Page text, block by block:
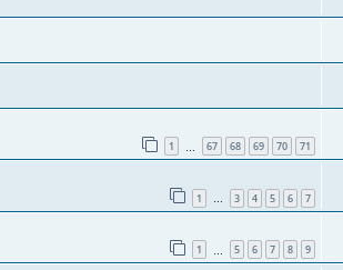
1 67 68 69 70 71
1 … 3 4 5 6 7
1 5 6 7 8 9